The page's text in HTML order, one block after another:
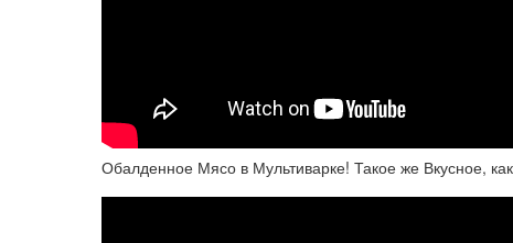
Обалденное Мясо в Мультиварке! Такое же Вкусное,